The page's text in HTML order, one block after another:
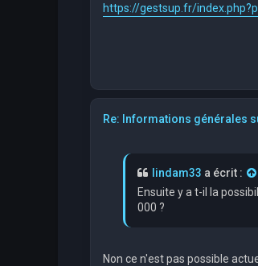
https://gestsup.fr/
Re: Informations générales
lindam33 a écrit :
Ensuite y a t-il la
000 ?
Non ce n'est pas possible